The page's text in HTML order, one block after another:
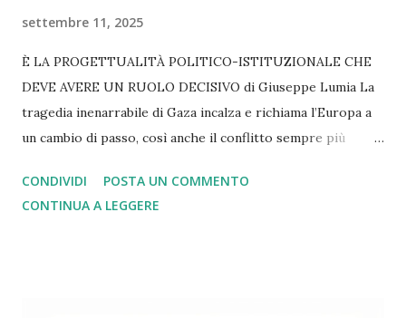
settembre 11, 2025
È LA PROGETTUALITÀ POLITICO-ISTITUZIONALE CHE
DEVE AVERE UN RUOLO DECISIVO di Giuseppe Lumia La
tragedia inenarrabile di Gaza incalza e richiama l’Europa a
un cambio di passo, così anche il conflitto sempre più
dazi imposti da Trump e subiti senza una reazione
adeguata. Altrettanto si può dire di tutti i nodi irrisolti
CONDIVIDI
POSTA UN COMMENTO
CONTINUA A LEGGERE